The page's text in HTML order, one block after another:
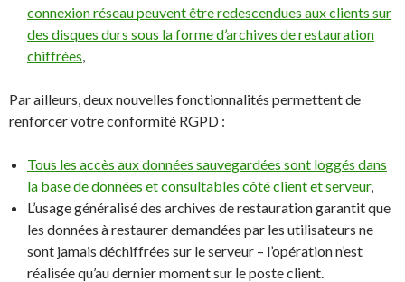
connexion réseau peuvent être redescendues aux clients sur
des disques durs sous la forme d’archives de restauration
chiffrées,
Par ailleurs, deux nouvelles fonctionnalités permettent de
renforcer votre conformité RGPD :
Tous les accès aux données sauvegardées sont loggés dans
la base de données et consultables côté client et serveur,
L’usage généralisé des archives de restauration garantit que
les données à restaurer demandées par les utilisateurs ne
sont jamais déchiffrées sur le serveur – l’opération n’est
réalisée qu’au dernier moment sur le poste client.